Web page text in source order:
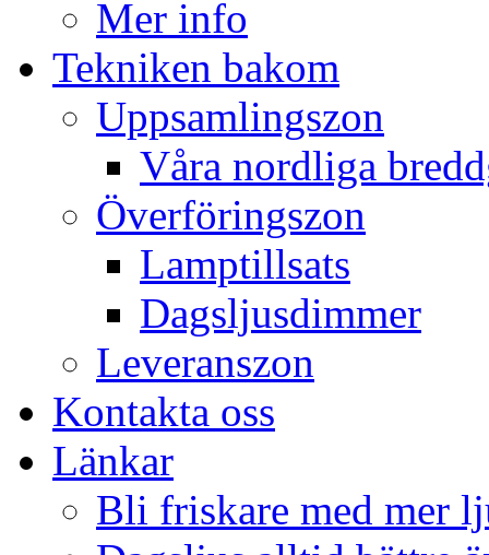
Mer info
Tekniken bakom
Uppsamlingszon
Våra nordliga
Överföringszon
Lamptillsats
Dagsljusdimmer
Leveranszon
Kontakta oss
Länkar
Bli friskare med mer